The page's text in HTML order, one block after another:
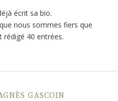
écrit sa bio.
nous sommes fiers que
rédigé 40 entrées.
GASCOIN